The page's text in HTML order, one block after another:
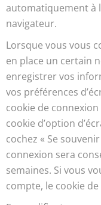
automatiquement à
navigateur.
Lorsque vous vous
en place un certain
enregistrer vos
vos préférences
cookie de connexion
cookie d’option
cochez « Se
connexion sera
semaines. Si vous
compte, le cookie